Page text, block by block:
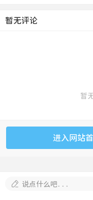
暂无评论
暂
进入网站
 说点什么吧...